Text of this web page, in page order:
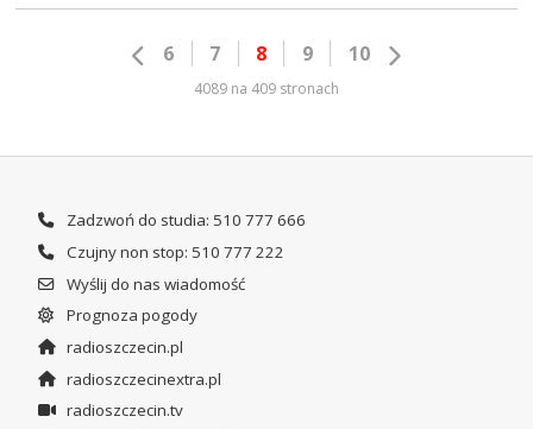
6 7 8 9 10
4089 na 409 stronach
Zadzwoń do studia: 510 777 666
Czujny non stop: 510 777 222
Wyślij do nas wiadomość
Prognoza pogody
radioszczecin.pl
radioszczecinextra.pl
radioszczecin.tv